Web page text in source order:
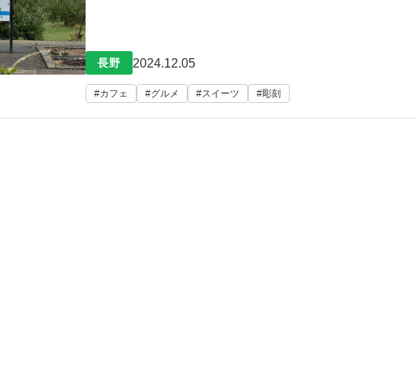
「栗」と浮世絵を始めとした「伝統芸術」に触れながら、
めしたい飲食スポットもあ
長野 2024.12.05
カフェ グルメ スイーツ 彫刻